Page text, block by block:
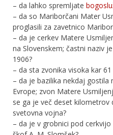
– da lahko spremljate
– da so Mariborčani Mater
proglasili za zavetnico
– da je cerkev Matere
na Slovenskem; častni naziv
1906?
– da sta zvonika visoka kar 61
– da je bazilika nekdaj
Evrope; zvon Matere
se ga je več deset kilometrov
svetovna vojna?
– da je v grobnici pod